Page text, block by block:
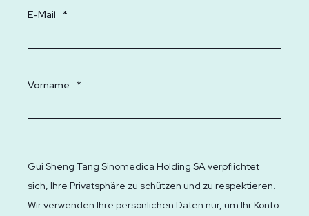
E-Mail *
Vorname *
Gui Sheng Tang Sinomedica Holding SA verpflichtet
sich, Ihre Privatsphäre zu schützen und zu respektieren.
Wir verwenden Ihre persönlichen Daten nur, um Ihr Konto